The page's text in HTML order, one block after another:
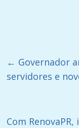
← Governador
servidores e
Com